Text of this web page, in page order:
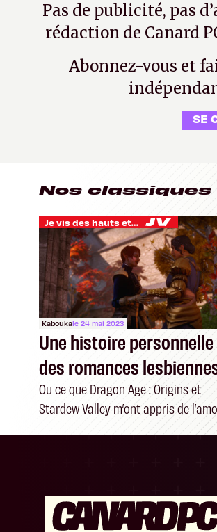
Pas de publicité, pas
rédaction de Canard
Abonnez-vous et
SE
Nos classiques
Je vis des hauts et des bas
Kaboukale 24 mai 2023
Une histoire personnelle
des romances
dans les RPG
Ou ce que Dragon Age : Origins et
Stardew Valley m’ont appris de